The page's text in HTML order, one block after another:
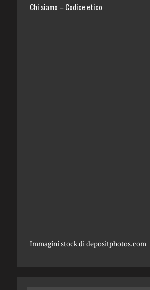
Chi siamo – Codice etico
Immagini stock di depositphotos.com